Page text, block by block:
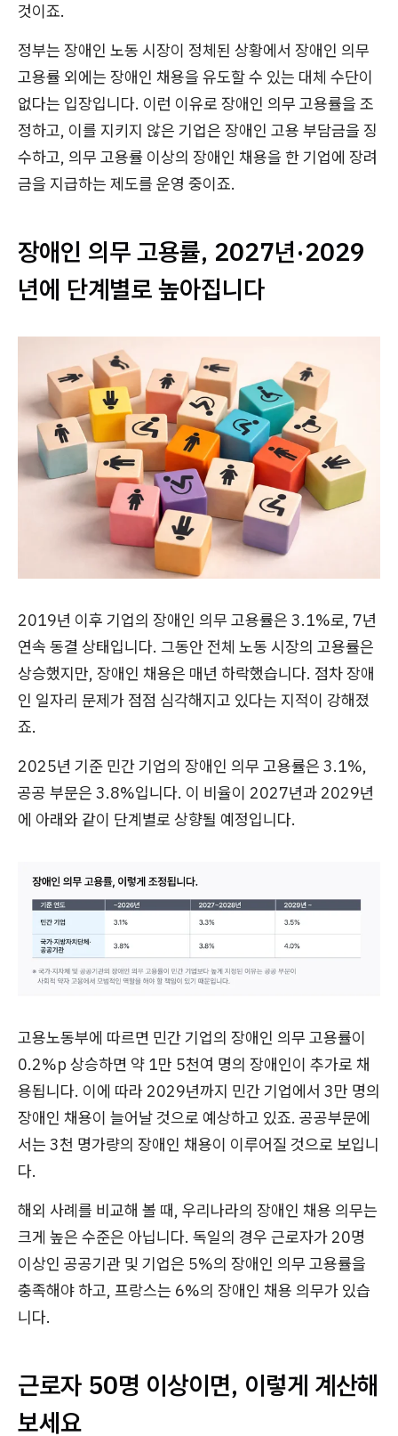
것이죠.
정부는 장애인 노동 시장이 정체된 상황에서 장애인 의무
고용률 외에는 장애인 채용을 유도할 수 있는 대체 수단이
없다는 입장입니다. 이런 이유로 장애인 의무 고용률을 조
정하고, 이를 지키지 않은 기업은 장애인 고용 부담금을 징
수하고, 의무 고용률 이상의 장애인 채용을 한 기업에 장려
금을 지급하는 제도를 운영 중이죠.
장애인 의무 고용률, 2027년·2029
년에 단계별로 높아집니다
2019년 이후 기업의 장애인 의무 고용률은 3.1%로, 7년
연속 동결 상태입니다. 그동안 전체 노동 시장의 고용률은
상승했지만, 장애인 채용은 매년 하락했습니다. 점차 장애
인 일자리 문제가 점점 심각해지고 있다는 지적이 강해졌
죠.
2025년 기준 민간 기업의 장애인 의무 고용률은 3.1%,
공공 부문은 3.8%입니다. 이 비율이 2027년과 2029년
에 아래와 같이 단계별로 상향될 예정입니다.
고용노동부에 따르면 민간 기업의 장애인 의무 고용률이
0.2%p 상승하면 약 1만 5천여 명의 장애인이 추가로 채
용됩니다. 이에 따라 2029년까지 민간 기업에서 3만 명의
장애인 채용이 늘어날 것으로 예상하고 있죠. 공공부문에
서는 3천 명가량의 장애인 채용이 이루어질 것으로 보입니
다.
해외 사례를 비교해 볼 때, 우리나라의 장애인 채용 의무는
크게 높은 수준은 아닙니다. 독일의 경우 근로자가 20명
이상인 공공기관 및 기업은 5%의 장애인 의무 고용률을
충족해야 하고, 프랑스는 6%의 장애인 채용 의무가 있습
니다.
근로자 50명 이상이면, 이렇게 계산해
보세요